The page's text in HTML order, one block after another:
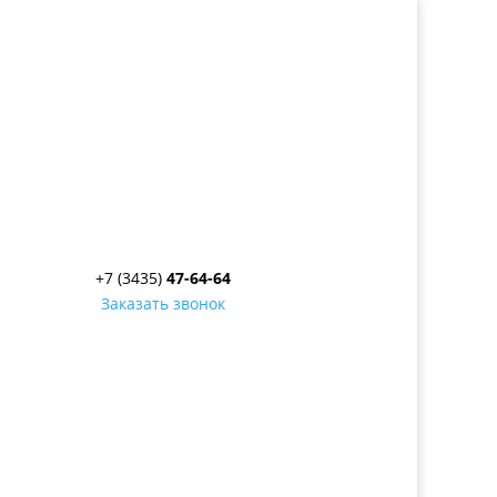
+7 (3435) 47-64-64
Заказать звонок